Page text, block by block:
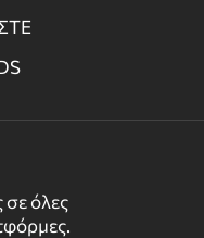
όλες